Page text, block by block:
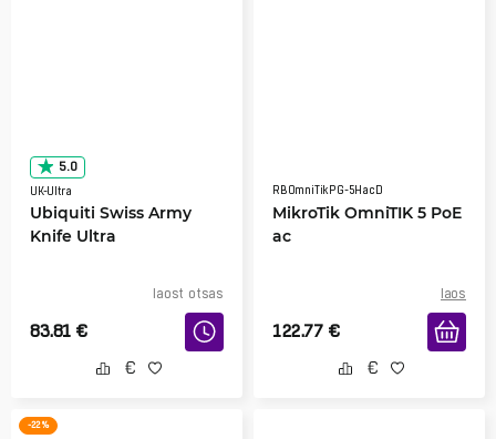
5.0
UK-Ultra
Ubiquiti Swiss Army
Knife Ultra
laost otsas
83.81 €
RBOmniTikPG-5HacD
MikroTik OmniTIK 5 PoE
ac
laos
122.77 €
-22 %